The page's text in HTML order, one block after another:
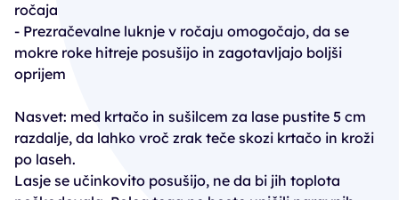
ročaja
- Prezračevalne luknje v ročaju omogočajo, da se
mokre roke hitreje posušijo in zagotavljajo boljši
oprijem
Nasvet: med krtačo in sušilcem za lase pustite 5 cm
razdalje, da lahko vroč zrak teče skozi krtačo in kroži
po laseh.
Lasje se učinkovito posušijo, ne da bi jih toplota